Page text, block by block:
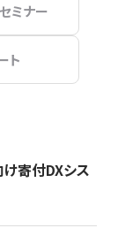
ミナー
ト
け寄付DXシス